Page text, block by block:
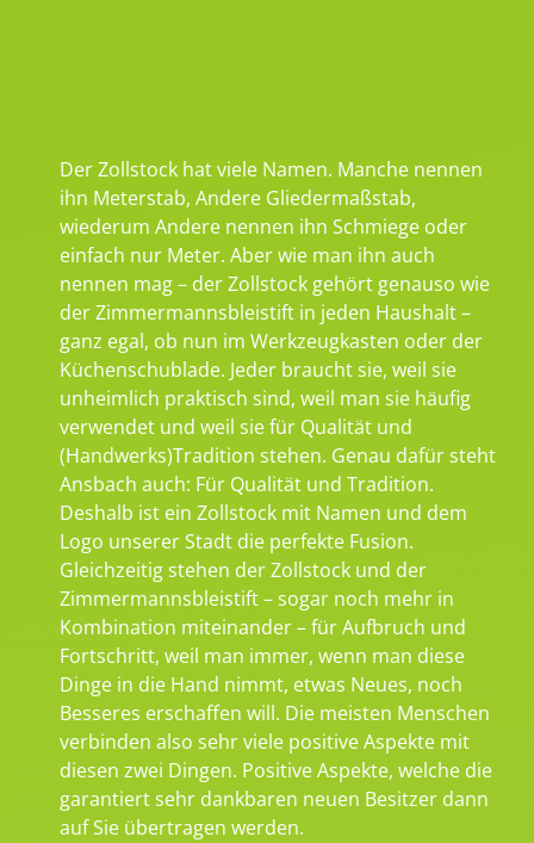
Der Zollstock hat viele Namen. Manche nennen
ihn Meterstab, Andere Gliedermaßstab,
wiederum Andere nennen ihn Schmiege oder
einfach nur Meter. Aber wie man ihn auch
nennen mag – der Zollstock gehört genauso wie
der Zimmermannsbleistift in jeden Haushalt –
ganz egal, ob nun im Werkzeugkasten oder der
Küchenschublade. Jeder braucht sie, weil sie
unheimlich praktisch sind, weil man sie häufig
verwendet und weil sie für Qualität und
(Handwerks)Tradition stehen. Genau dafür steht
Ansbach auch: Für Qualität und Tradition.
Deshalb ist ein Zollstock mit Namen und dem
Logo unserer Stadt die perfekte Fusion.
Gleichzeitig stehen der Zollstock und der
Zimmermannsbleistift – sogar noch mehr in
Kombination miteinander – für Aufbruch und
Fortschritt, weil man immer, wenn man diese
Dinge in die Hand nimmt, etwas Neues, noch
Besseres erschaffen will. Die meisten Menschen
verbinden also sehr viele positive Aspekte mit
diesen zwei Dingen. Positive Aspekte, welche die
garantiert sehr dankbaren neuen Besitzer dann
auf Sie übertragen werden.